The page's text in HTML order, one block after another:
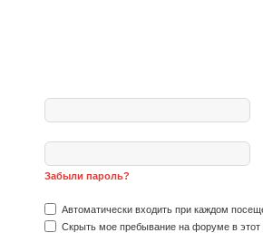
Забыли пароль?
Автоматически входить при каждом
Скрыть мое пребывание на форуме в этот